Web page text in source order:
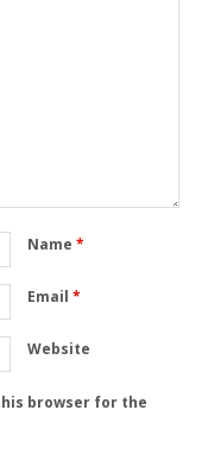
Name *
Email *
Website
browser for the